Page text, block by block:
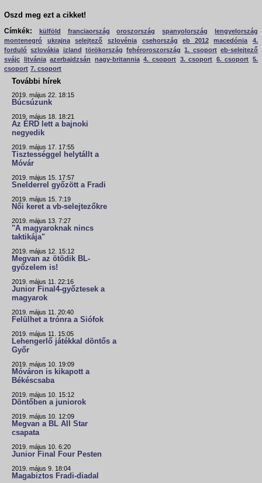
Oszd meg ezt a cikket!
Címkék:
külföld franciaország oroszország spanyolország
lengyelország
montenegró
ukrajna selejtező szlovénia csehország eb 2012 macedónia
4.
forduló szlovákia izland törökország fehéroroszország 1. csoport eb-selejtező
svájc litvánia azerbajdzsán nagy-britannia 4. csoport 3. csoport 6. csoport 5.
csoport 7. csoport
További hírek
2019. május 22. 18:15
Búcsúzunk
2019. május 18. 18:21
Az ÉRD lett a bajnoki
negyedik
2019. május 17. 17:55
Tisztességgel helytállt a
Móvár
2019. május 15. 17:57
Snelderrel győzött a Fradi
2019. május 15. 7:19
Női keret a vb-selejtezőkre
2019. május 13. 7:27
"A magyaroknak nincs
taktikája"
2019. május 12. 15:12
Megvan az ötödik BL-
győzelem is!
2019. május 11. 22:16
Junior Final4-győztesek a
magyarok
2019. május 11. 20:40
Felülhet a trónra a Siófok
2019. május 11. 15:05
Lehengerlő játékkal döntős a
Győr
2019. május 10. 19:09
Móváron is kikapott a
Békéscsaba
2019. május 10. 15:12
Döntőben a juniorok
2019. május 10. 12:09
Megvan a BL All Star
csapata
2019. május 10. 6:20
Junior Final Four Pesten
2019. május 9. 18:04
Magabiztos Fradi-diadal